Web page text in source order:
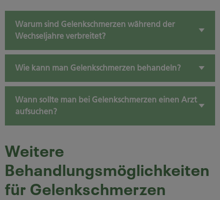
Warum sind Gelenkschmerzen während der
Wechseljahre verbreitet?
Wie kann man Gelenkschmerzen behandeln?
Wann sollte man bei Gelenkschmerzen einen Arzt
aufsuchen?
Weitere
Behandlungsmöglichkeiten
für Gelenkschmerzen